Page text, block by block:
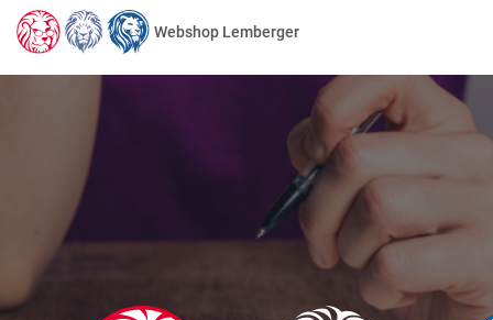
Webshop Lemberger